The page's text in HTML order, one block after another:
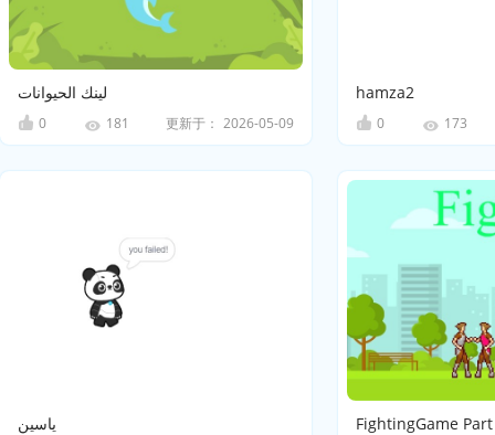
لينك الحيوانات
0 181 更新于： 2026-05-09
hamza2
0 173
ياسين FightingGame